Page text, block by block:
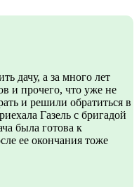
дачу, а за много лет
и прочего, что уже не
и решили обратиться в
Газель с бригадой
была готова к
ее окончания тоже